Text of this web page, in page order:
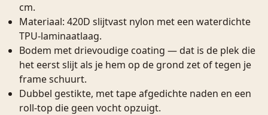
cm.
Materiaal: 420D slijtvast nylon met een waterdichte
TPU-laminaatlaag.
Bodem met drievoudige coating — dat is de plek die
het eerst slijt als je hem op de grond zet of tegen je
frame schuurt.
Dubbel gestikte, met tape afgedichte naden en een
roll-top die geen vocht opzuigt.